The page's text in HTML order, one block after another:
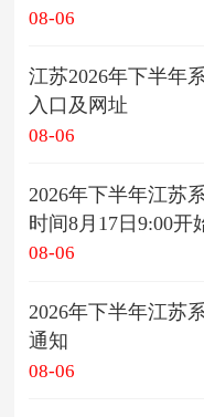
08-06
江苏2026年下半年
入口及网址
08-06
2026年下半年江苏
时间8月17日9:00开
08-06
2026年下半年江苏
通知
08-06